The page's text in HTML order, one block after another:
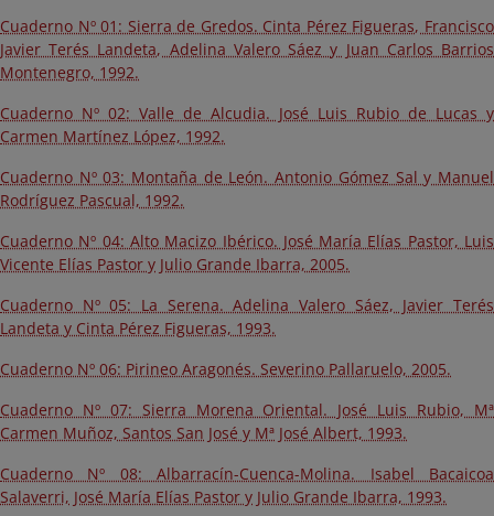
Cuaderno Nº 01: Sierra de Gredos. Cinta Pérez Figueras, Francisco
Javier Terés Landeta, Adelina Valero Sáez y Juan Carlos Barrios
Montenegro, 1992.
Cuaderno Nº 02: Valle de Alcudia. José Luis Rubio de Lucas y
Carmen Martínez López, 1992.
Cuaderno Nº 03: Montaña de León. Antonio Gómez Sal y Manuel
Rodríguez Pascual, 1992.
Cuaderno Nº 04: Alto Macizo Ibérico. José María Elías Pastor, Luis
Vicente Elías Pastor y Julio Grande Ibarra, 2005.
Cuaderno Nº 05: La Serena. Adelina Valero Sáez, Javier Terés
Landeta y Cinta Pérez Figueras, 1993.
Cuaderno Nº 06: Pirineo Aragonés. Severino Pallaruelo, 2005.
Cuaderno Nº 07: Sierra Morena Oriental. José Luis Rubio, Mª
Carmen Muñoz, Santos San José y Mª José Albert, 1993.
Cuaderno Nº 08: Albarracín-Cuenca-Molina. Isabel Bacaicoa
Salaverri, José María Elías Pastor y Julio Grande Ibarra, 1993.